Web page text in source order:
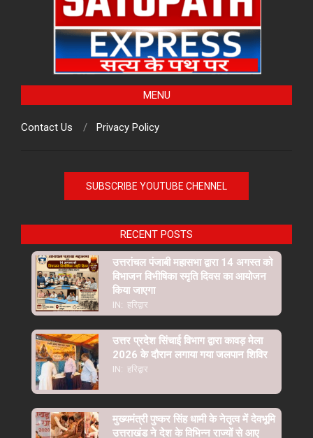
MENU
Contact Us Privacy Policy
SUBSCRIBE YOUTUBE CHENNEL
RECENT POSTS
उत्तरांचल पंजाबी महासभा द्वारा 14 अगस्त को
विभाजन विभीषिका स्मृति दिवस का आयोजन
किया जाएगा
IN: हरिद्वार
उत्तर प्रदेश सिंचाई विभाग द्वारा कावड़ मेला
2026 के दौरान लगाया गया जलपान शिविर
IN: हरिद्वार
मुख्यमंत्री पुष्कर सिंह धामी के नेतृत्व में देवभूमि
उत्तराखंड ने देश के विभिन्न राज्यों से आए